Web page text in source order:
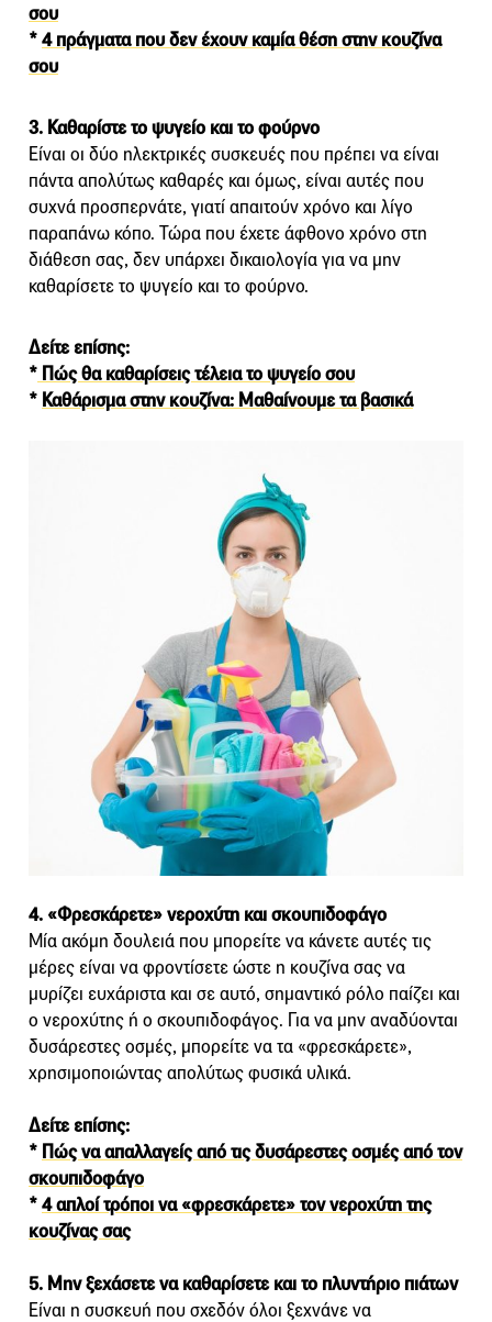
σου
*4 πράγματα που δεν έχουν καμία θέση στην κουζίνα
σου
3. Καθαρίστε το ψυγείο και το φούρνο
Είναι οι δύο ηλεκτρικές συσκευές που πρέπει να είναι
πάντα απολύτως καθαρές και όμως, είναι αυτές που
συχνά προσπερνάτε, γιατί απαιτούν χρόνο και λίγο
παραπάνω κόπο. Τώρα που έχετε άφθονο χρόνο στη
διάθεση σας, δεν υπάρχει δικαιολογία για να μην
καθαρίσετε το ψυγείο και το φούρνο.
Δείτε επίσης:
* Πώς θα καθαρίσεις τέλεια το ψυγείο σου
* Καθάρισμα στην κουζίνα: Μαθαίνουμε τα βασικά
4. «Φρεσκάρετε» νεροχύτη και σκουπιδοφάγο
Μία ακόμη δουλειά που μπορείτε να κάνετε αυτές τις
μέρες είναι να φροντίσετε ώστε η κουζίνα σας να
μυρίζει ευχάριστα και σε αυτό, σημαντικό ρόλο παίζει και
ο νεροχύτης ή ο σκουπιδοφάγος. Για να μην αναδύονται
δυσάρεστες οσμές, μπορείτε να τα «φρεσκάρετε»,
χρησιμοποιώντας απολύτως φυσικά υλικά.
Δείτε επίσης:
* Πώς να απαλλαγείς από τις δυσάρεστες οσμές από τον
σκουπιδοφάγο
*4 απλοί τρόποι να «φρεσκάρετε» τον νεροχύτη της
κουζίνας σας
5. Μην ξεχάσετε να καθαρίσετε και το πλυντήριο πιάτων
Είναι η συσκευή που σχεδόν όλοι ξεχνάνε να